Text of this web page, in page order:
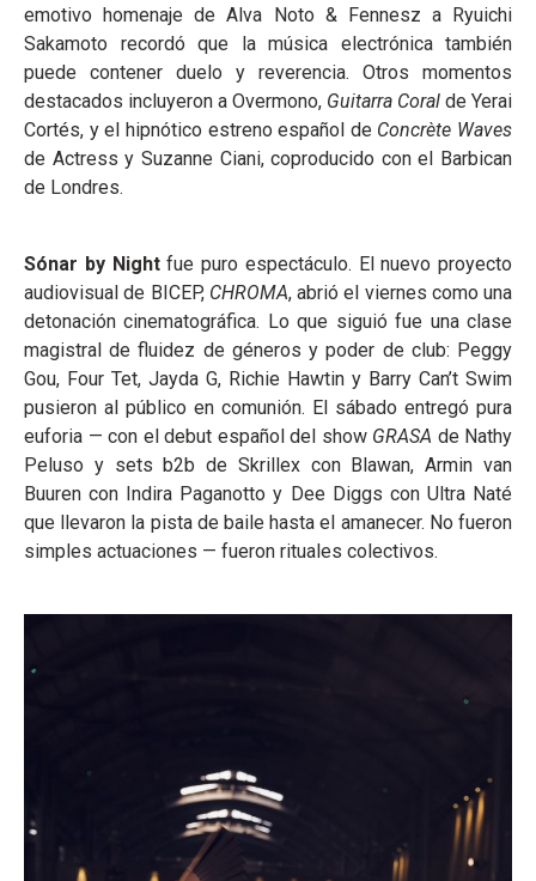
emotivo homenaje de Alva Noto & Fennesz a Ryuichi
Sakamoto recordó que la música electrónica también
puede contener duelo y reverencia. Otros momentos
destacados incluyeron a Overmono, Guitarra Coral de Yerai
Cortés, y el hipnótico estreno español de Concrète Waves
de Actress y Suzanne Ciani, coproducido con el Barbican
de Londres.
Sónar by Nightfue puro espectáculo. El nuevo proyecto
audiovisual de BICEP, CHROMA, abrió el viernes como una
detonación cinematográfica. Lo que siguió fue una clase
magistral de fluidez de géneros y poder de club: Peggy
Gou, Four Tet, Jayda G, Richie Hawtin y Barry Can’t Swim
pusieron al público en comunión. El sábado entregó pura
euforia — con el debut español del show GRASA de Nathy
Peluso y sets b2b de Skrillex con Blawan, Armin van
Buuren con Indira Paganotto y Dee Diggs con Ultra Naté
que llevaron la pista de baile hasta el amanecer. No fueron
simples actuaciones — fueron rituales colectivos.